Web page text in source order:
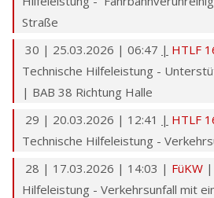
Straße
30 | 25.03.2026 | 06:47 | HTLF
Technische Hilfeleistung -
| BAB 38 Richtung Halle
29 | 20.03.2026 | 12:41 | HTLF
Technische Hilfeleistung -
28 | 17.03.2026 | 14:03 | FüKW
Hilfeleistung - Verkehrsunfall mit